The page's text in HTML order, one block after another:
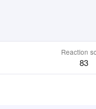
Reaction
83